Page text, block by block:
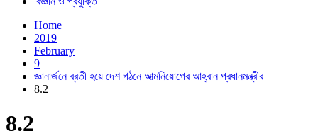
Home
2019
February
9
জ্ঞানার্জনে ব্রতী হয়ে দেশ গঠনে আত্মনিয়োগের আহ্বান প্রধানমন্ত্রীর
8.2
8.2